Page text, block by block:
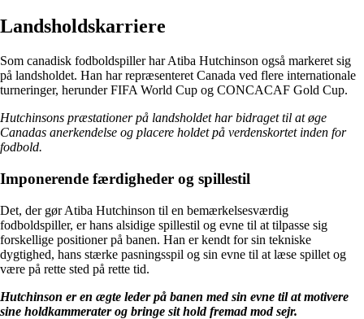
Landsholdskarriere
Som canadisk fodboldspiller har Atiba Hutchinson også markeret sig
på landsholdet. Han har repræsenteret Canada ved flere internationale
turneringer, herunder FIFA World Cup og CONCACAF Gold Cup.
Hutchinsons præstationer på landsholdet har bidraget til at øge
Canadas anerkendelse og placere holdet på verdenskortet inden for
fodbold.
Imponerende færdigheder og spillestil
Det, der gør Atiba Hutchinson til en bemærkelsesværdig
fodboldspiller, er hans alsidige spillestil og evne til at tilpasse sig
forskellige positioner på banen. Han er kendt for sin tekniske
dygtighed, hans stærke pasningsspil og sin evne til at læse spillet og
være på rette sted på rette tid.
Hutchinson er en ægte leder på banen med sin evne til at motivere
sine holdkammerater og bringe sit hold fremad mod sejr.